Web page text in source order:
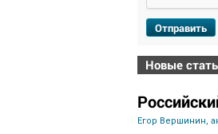
Отправить
Новые
Егор Вершинин,